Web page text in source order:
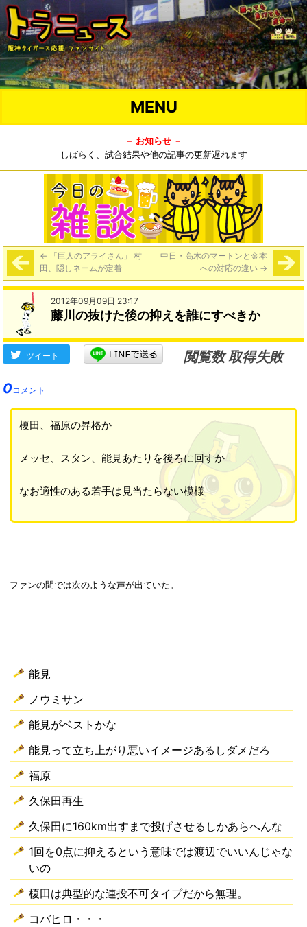
MENU
－ お知らせ －
しばらく、試合結果や他の記事の更新遅れます
← 「巨人のアライさん」 村
田、隠しネームが定着
中日・高木のマートンと金本
への対応の違い →
2012年09月09日 23:17
藤川の抜けた後の抑えを誰にすべきか
ツイート
閲覧数 取得失敗
0コメント
榎田、福原の昇格か
メッセ、スタン、能見あたりを後ろに回すか
なお適性のある若手は見当たらない模様
ファンの間では次のような声が出ていた。
能見
ノウミサン
能見がベストかな
能見って立ち上がり悪いイメージあるしダメだろ
福原
久保田再生
久保田に160km出すまで投げさせるしかあらへんな
1回を0点に抑えるという意味では渡辺でいいんじゃな
いの
榎田は典型的な連投不可タイプだから無理。
コバヒロ・・・